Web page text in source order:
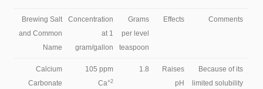
Brewing Salt
and Common
Name
Concentration
at 1
gram/gallon
Grams
per level
teaspoon
Effects Comments
Calcium
Carbonate
105 ppm
Ca+2
1.8
Raises
pH
Because of its
limited solubility